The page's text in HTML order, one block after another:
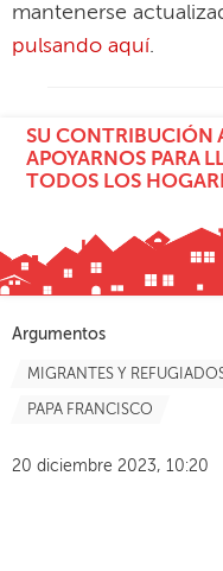
mantenerse
pulsando aquí.
SU CONTRIBUCIÓN
APOYARNOS PARA
TODOS LOS
Argumentos
MIGRANTES Y
PAPA FRANCISCO
20 diciembre 2023, 10:20